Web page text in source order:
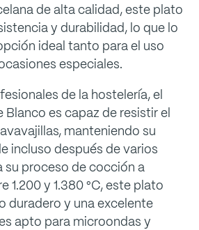
de alta calidad, este plato
y durabilidad, lo que lo
ideal tanto para el uso
especiales.
de la hostelería, el
Blanco es capaz de resistir el
manteniendo su
incluso después de varios
su proceso de cocción a
1.200 y 1.380 °C, este plato
duradero y una excelente
apto para microondas y